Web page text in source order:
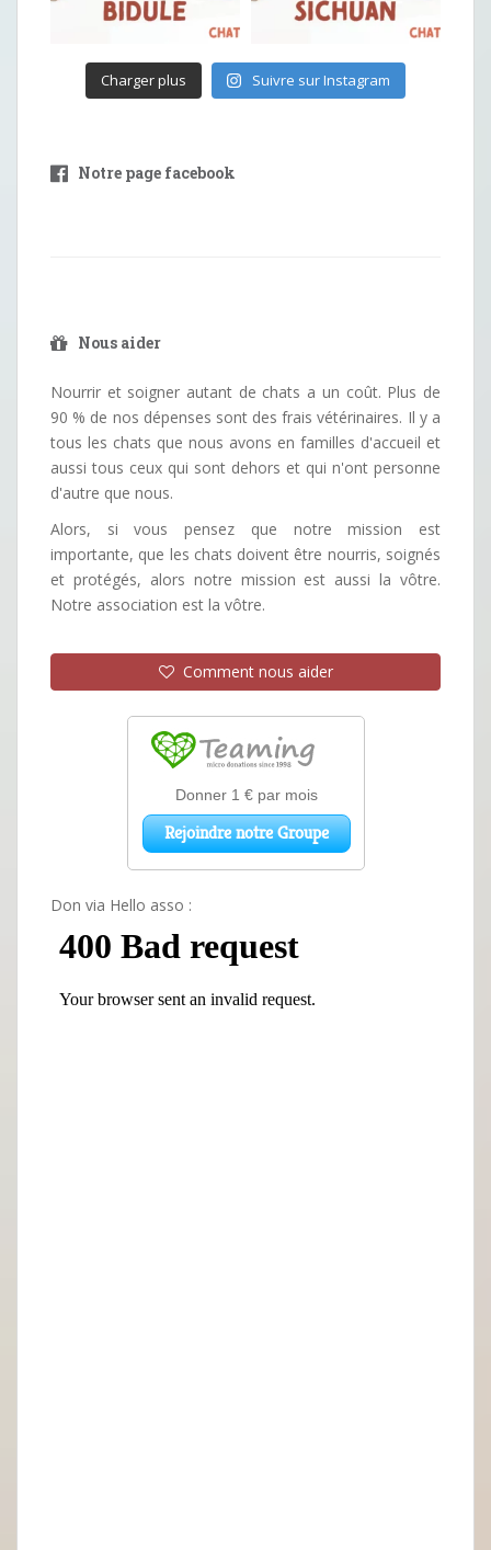
Charger plus Suivre sur Instagram
Notre page facebook
Nous aider
Nourrir et soigner autant de chats a un coût. Plus de
90 % de nos dépenses sont des frais vétérinaires. Il y a
tous les chats que nous avons en familles d'accueil et
aussi tous ceux qui sont dehors et qui n'ont personne
d'autre que nous.
Alors, si vous pensez que notre mission est
importante, que les chats doivent être nourris, soignés
et protégés, alors notre mission est aussi la vôtre.
Notre association est la vôtre.
Comment nous aider
Don via Hello asso :